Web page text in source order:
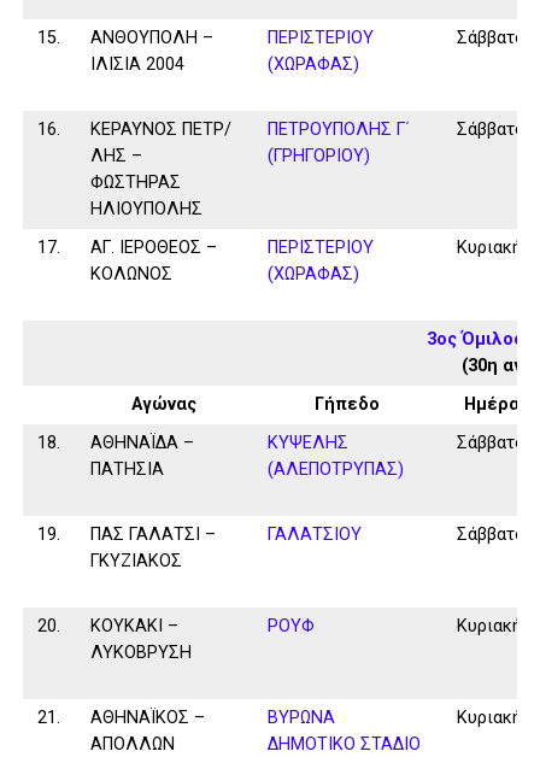
15.
ΑΝΘΟΥΠΟΛΗ –
ΙΛΙΣΙΑ 2004
ΠΕΡΙΣΤΕΡΙΟΥ
(ΧΩΡΑΦΑΣ)
Σάββατο
16.
ΚΕΡΑΥΝΟΣ ΠΕΤΡ/
ΛΗΣ –
ΦΩΣΤΗΡΑΣ
ΗΛΙΟΥΠΟΛΗΣ
ΠΕΤΡΟΥΠΟΛΗΣ Γ΄
(ΓΡΗΓΟΡΙΟΥ)
Σάββατο
17.
ΑΓ. ΙΕΡΟΘΕΟΣ –
ΚΟΛΩΝΟΣ
ΠΕΡΙΣΤΕΡΙΟΥ
(ΧΩΡΑΦΑΣ)
Κυριακή
3ος Όμιλος
(30η
Αγώνας
Γήπεδο
Ημέρα
18.
ΑΘΗΝΑΪΔΑ –
ΠΑΤΗΣΙΑ
ΚΥΨΕΛΗΣ
(ΑΛΕΠΟΤΡΥΠΑΣ)
Σάββατο
19.
ΠΑΣ ΓΑΛΑΤΣΙ –
ΓΚΥΖΙΑΚΟΣ
ΓΑΛΑΤΣΙΟΥ Σάββατο
20.
ΚΟΥΚΑΚΙ –
ΛΥΚΟΒΡΥΣΗ
ΡΟΥΦ Κυριακή
21.
ΑΘΗΝΑΪΚΟΣ –
ΑΠΟΛΛΩΝ
ΒΥΡΩΝΑ
ΔΗΜΟΤΙΚΟ ΣΤΑΔΙΟ
Κυριακή